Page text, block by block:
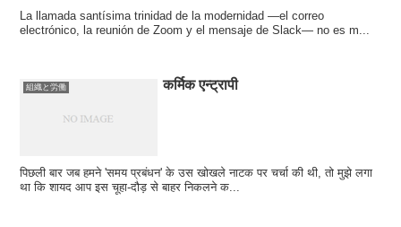
La llamada santísima trinidad de la modernidad —el correo
electrónico, la reunión de Zoom y el mensaje de Slack— no es m...
組織と労働 कर्मिक एन्ट्रापी
पिछली बार जब हमने 'समय प्रबंधन' के उस खोखले नाटक पर चर्चा की थी, तो मुझे लगा
था कि शायद आप इस चूहा-दौड़ से बाहर निकलने क...